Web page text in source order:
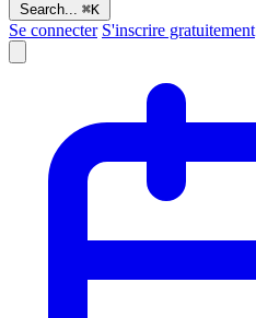
Search... ⌘K
Se connecter S'inscrire gratuitement